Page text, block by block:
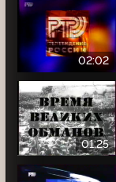
02:02
01:25